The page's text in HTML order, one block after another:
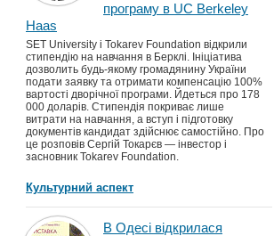
програму в UC Berkeley
Haas
SET University і Tokarev Foundation відкрили
стипендію на навчання в Берклі. Ініціатива
дозволить будь-якому громадянину України
подати заявку та отримати компенсацію 100%
вартості дворічної програми. Йдеться про 178
000 доларів. Стипендія покриває лише
витрати на навчання, а вступ і підготовку
документів кандидат здійснює самостійно. Про
це розповів Сергій Токарєв — інвестор і
засновник Tokarev Foundation.
Культурний аспект
В Одесі відкрилася